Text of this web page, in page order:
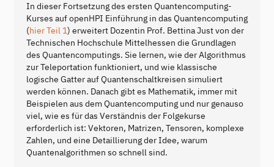
In dieser Fortsetzung des ersten Quantencomputing-
Kurses auf openHPI Einführung in das Quantencomputing
(hier Teil 1) erweitert Dozentin Prof. Bettina Just von der
Technischen Hochschule Mittelhessen die Grundlagen
des Quantencomputings. Sie lernen, wie der Algorithmus
zur Teleportation funktioniert, und wie klassische
logische Gatter auf Quantenschaltkreisen simuliert
werden können. Danach gibt es Mathematik, immer mit
Beispielen aus dem Quantencomputing und nur genauso
viel, wie es für das Verständnis der Folgekurse
erforderlich ist: Vektoren, Matrizen, Tensoren, komplexe
Zahlen, und eine Detaillierung der Idee, warum
Quantenalgorithmen so schnell sind.